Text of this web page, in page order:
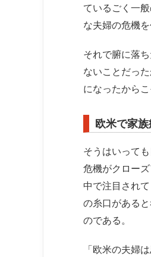
ているごく一
な夫婦の危機
それで腑に落
ないことだっ
になったから
欧米で家
そうはいって
危機がクロー
中で注目され
の糸口がある
のである。
「欧米の夫婦